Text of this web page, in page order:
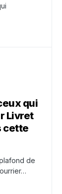
qui
Livret
cette
de